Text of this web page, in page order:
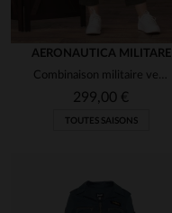
AERONAUTICA MILITARE
Combinaison militaire verte avec logo blanc
299,00 €
TOUTES SAISONS